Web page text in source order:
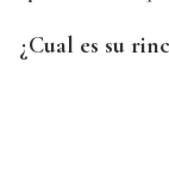
¿Cual es su